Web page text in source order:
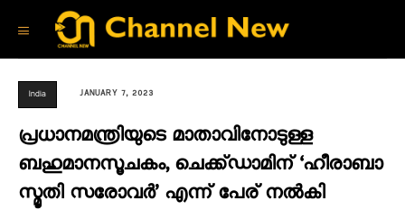
India JANUARY 7, 2023
പ്രധാനമന്ത്രിയുടെ മാതാവിനോടുള്ള
ബഹുമാനസൂചകം, ചെക്ക്ഡാമിന് ‘ഹീരാബാ
സ്മൃതി സരോവർ’ എന്ന് പേര് നൽകി